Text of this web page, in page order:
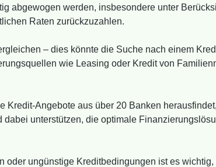
abgewogen werden, insbesondere unter
Raten zurückzuzahlen.
– dies könnte die Suche nach einem
wie Leasing oder Kredit von
Kredit-Angebote aus über 20 Banken
unterstützen, die optimale
oder ungünstige Kreditbedingungen ist es wichtig,